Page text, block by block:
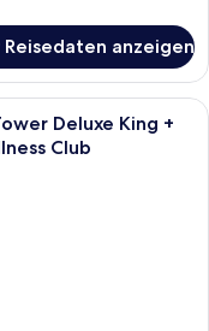
anzeigen
Minibar,
Deluxe King +
Club